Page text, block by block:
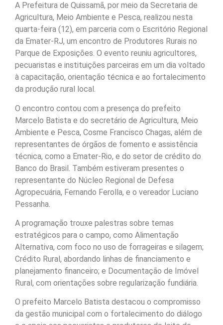
A Prefeitura de Quissamã, por meio da Secretaria de
Agricultura, Meio Ambiente e Pesca, realizou nesta
quarta-feira (12), em parceria com o Escritório Regional
da Emater-RJ, um encontro de Produtores Rurais no
Parque de Exposições. O evento reuniu agricultores,
pecuaristas e instituições parceiras em um dia voltado
à capacitação, orientação técnica e ao fortalecimento
da produção rural local.
O encontro contou com a presença do prefeito
Marcelo Batista e do secretário de Agricultura, Meio
Ambiente e Pesca, Cosme Francisco Chagas, além de
representantes de órgãos de fomento e assistência
técnica, como a Emater-Rio, e do setor de crédito do
Banco do Brasil. Também estiveram presentes o
representante do Núcleo Regional de Defesa
Agropecuária, Fernando Ferolla, e o vereador Luciano
Pessanha.
A programação trouxe palestras sobre temas
estratégicos para o campo, como Alimentação
Alternativa, com foco no uso de forrageiras e silagem;
Crédito Rural, abordando linhas de financiamento e
planejamento financeiro; e Documentação de Imóvel
Rural, com orientações sobre regularização fundiária.
O prefeito Marcelo Batista destacou o compromisso
da gestão municipal com o fortalecimento do diálogo